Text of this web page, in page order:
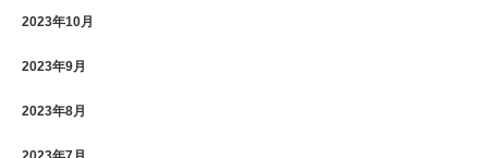
2023年10月
2023年9月
2023年8月